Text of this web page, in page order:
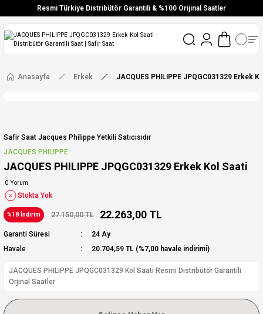
Resmi Türkiye Distribütör Garantili & %100 Orijinal Saatler
Vade Farksız 6 Taksit
Aynı Gün Stoktan Gönderim
Ücretsiz Kargo
Anasayfa Erkek JACQUES PHILIPPE JPQGC031329 Erkek
Safir Saat Jacques Philippe Yetkili Satıcısıdır
JACQUES PHILIPPE
JACQUES PHILIPPE JPQGC031329 Erkek Kol Saati
0 Yorum
Stokta Yok
%18 İndirim 27.150,00 TL 22.263,00 TL
Garanti Süresi
24 Ay
Havale
20.704,59 TL (%7,00 havale indirimi)
JACQUES PHILIPPE JPQGC031329 Kol Saati Resmi Distribütör Garantili
Orjinal Saatler